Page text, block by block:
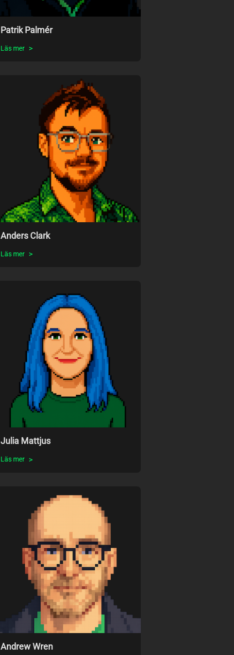
Patrik Palmér
Läs mer
Anders Clark
Läs mer
Julia Mattjus
Läs mer
Andrew Wren